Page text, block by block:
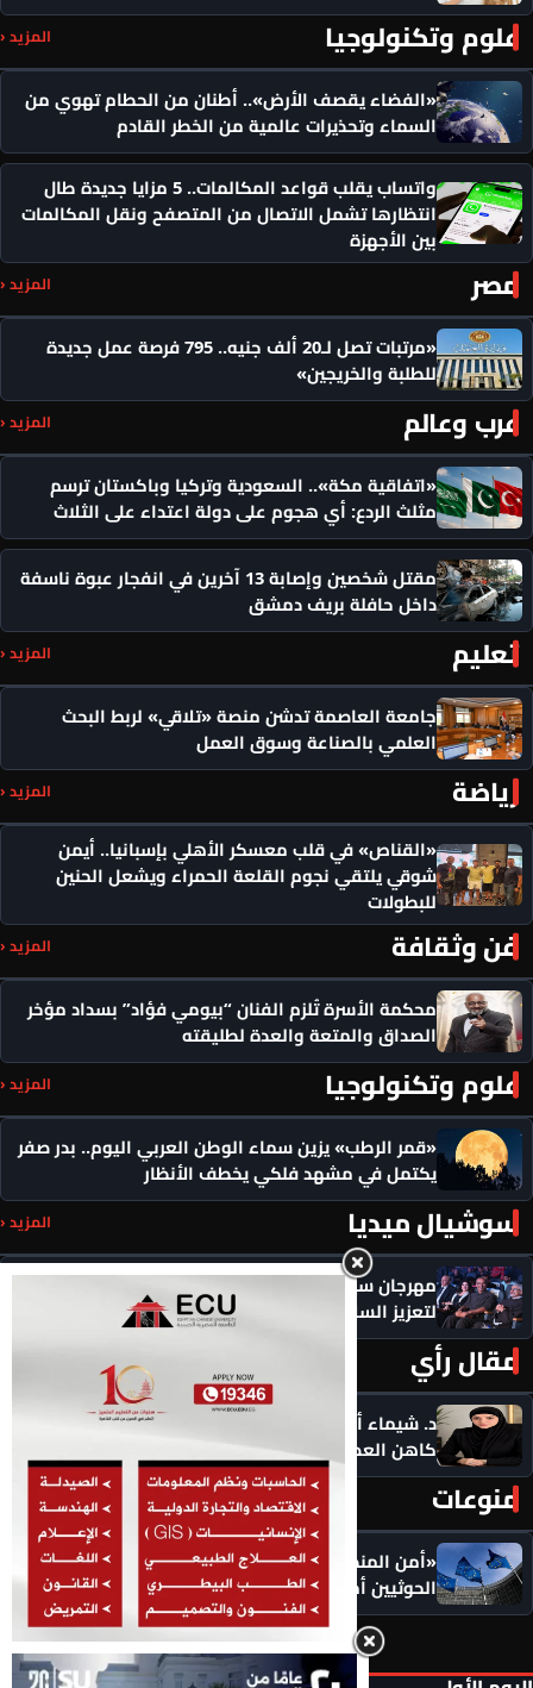
علوم وتكنولوجيا المزيد ‹
«الفضاء يقصف الأرض».. أطنان من الحطام تهوي من
السماء وتحذيرات عالمية من الخطر القادم
واتساب يقلب قواعد المكالمات.. 5 مزايا جديدة طال
انتظارها تشمل الاتصال من المتصفح ونقل المكالمات
بين الأجهزة
مصر المزيد ‹
«مرتبات تصل لـ20 ألف جنيه.. 795 فرصة عمل جديدة
للطلبة والخريجين»
عرب وعالم المزيد ‹
«اتفاقية مكة».. السعودية وتركيا وباكستان ترسم
مثلث الردع: أي هجوم على دولة اعتداء على الثلاث
مقتل شخصين وإصابة 13 آخرين في انفجار عبوة ناسفة
داخل حافلة بريف دمشق
تعليم المزيد ‹
جامعة العاصمة تدشن منصة «تلاقي» لربط البحث
العلمي بالصناعة وسوق العمل
رياضة المزيد ‹
«القناص» في قلب معسكر الأهلي بإسبانيا.. أيمن
شوقي يلتقي نجوم القلعة الحمراء ويشعل الحنين
للبطولات
فن وثقافة المزيد ‹
محكمة الأسرة تُلزم الفنان “بيومي فؤاد” بسداد مؤخر
الصداق والمتعة والعدة لطليقته
علوم وتكنولوجيا المزيد ‹
«قمر الرطب» يزين سماء الوطن العربي اليوم.. بدر صفر
يكتمل في مشهد فلكي يخطف الأنظار
سوشيال ميديا المزيد ‹
مهرجان سيمفوني للفنون يكرم رموزاً مؤثرة ويدعو
لتعزيز السلام
مقال رأي
د. شيماء أحمدين تكتب .. حين يصبح الذكاء الاصطناعي
كاهن العصر: هل نستبدل التأمل بالاستهلاك؟
منوعات المزيد ‹
«أمن المنطقة في خطر».. الاتحاد الأوروبي يضع
الحوثيين أمام مسؤولياتهم: أوقفوا الهجمات فورًا